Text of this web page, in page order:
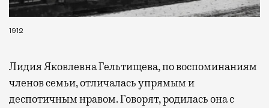
1912
Лидия Яковлевна Гельтищева, по воспоминаниям
членов семьи, отличалась упрямым и
деспотичным нравом. Говорят, родилась она с